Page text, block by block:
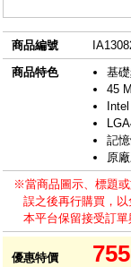
商品編號
商品特色
基
45
記
原
※當商品圖示、標題
誤之後再行購買，以
本平台保留接受訂單
優惠特價